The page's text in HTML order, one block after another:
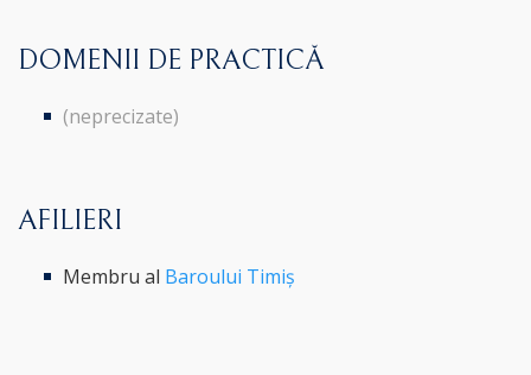
DOMENII DE PRACTICĂ
(neprecizate)
AFILIERI
Membru al Baroului Timiș